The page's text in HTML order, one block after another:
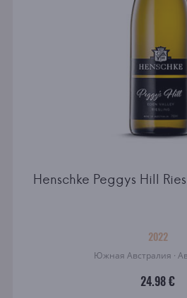
Henschke Peggys Hill
2022
Южная Австралия ·
24.98 €